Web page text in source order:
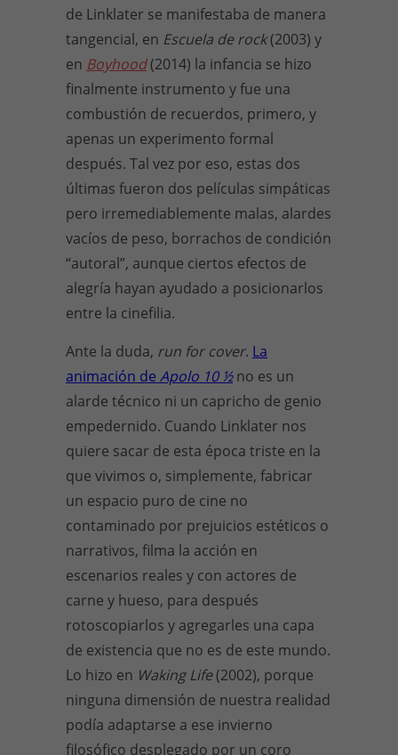
de Linklater se manifestaba de manera
tangencial, en Escuela de rock(2003) y
en Boyhood(2014) la infancia se hizo
finalmente instrumento y fue una
combustión de recuerdos, primero, y
apenas un experimento formal
después. Tal vez por eso, estas dos
últimas fueron dos películas simpáticas
pero irremediablemente malas, alardes
vacíos de peso, borrachos de condición
“autoral”, aunque ciertos efectos de
alegría hayan ayudado a posicionarlos
entre la cinefilia.
Ante la duda, run for cover. La
animación de Apolo 10 ½no es un
alarde técnico ni un capricho de genio
empedernido. Cuando Linklater nos
quiere sacar de esta época triste en la
que vivimos o, simplemente, fabricar
un espacio puro de cine no
contaminado por prejuicios estéticos o
narrativos, filma la acción en
escenarios reales y con actores de
carne y hueso, para después
rotoscopiarlos y agregarles una capa
de existencia que no es de este mundo.
Lo hizo en Waking Life(2002), porque
ninguna dimensión de nuestra realidad
podía adaptarse a ese invierno
filosófico desplegado por un coro